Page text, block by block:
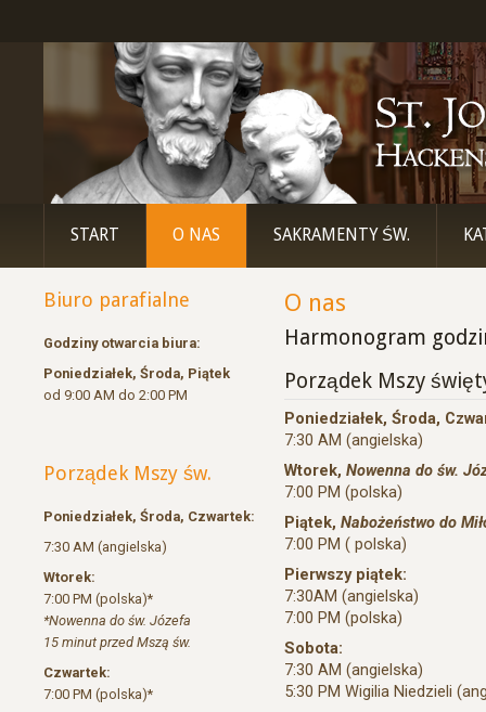
START O NAS SAKRAMENTY ŚW.
Biuro parafialne
Godziny otwarcia biura:
Poniedziałek, Środa, Piątek
od 9:00 AM do 2:00 PM
Porządek Mszy św.
Poniedziałek, Środa, Czwartek:
7:30 AM (angielska)
Wtorek:
7:00 PM (polska)*
*Nowenna do św. Józefa
15 minut przed Mszą św.
Czwartek:
7:00 PM (polska)*
O nas
Harmonogram
Porządek Mszy
Poniedziałek, Środa,
7:30 AM (angielska)
Wtorek, Nowenna do św.
7:00 PM (polska)
Piątek, Nabożeństwo do
7:00 PM ( polska)
Pierwszy piątek:
7:30AM (angielska)
7:00 PM (polska)
Sobota:
7:30 AM (angielska)
5:30 PM Wigilia Niedzieli